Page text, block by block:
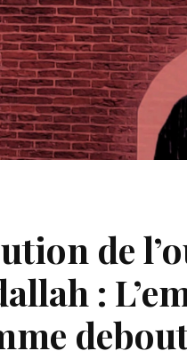
de
: